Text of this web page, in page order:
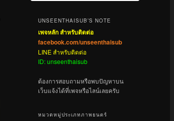
UNSEENTHAISUB’S NOTE
เพจหลัก สำหรับติดต่อ
facebook.com/unseenthaisub
LINE สำหรับติดต่อ
ID: unseenthaisub
ต้องการสอบถามหรือพบปัญหาบน
เว็บแจ้งได้ที่เพจหรือไลน์เลยครับ
หมวดหมู่ประเภทภาพยนตร์